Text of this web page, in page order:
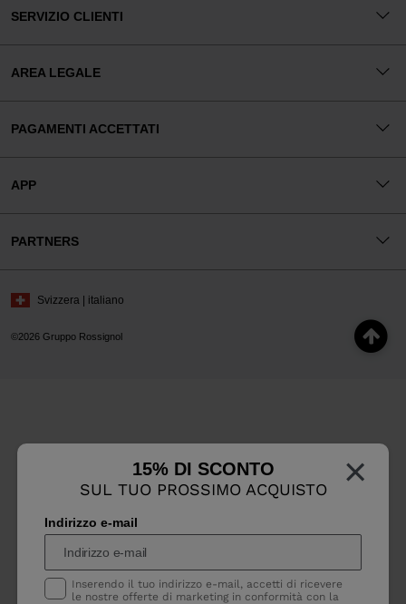
×
15% DI SCONTO
SUL TUO PROSSIMO ACQUISTO
Indirizzo e-mail
Inserendo il tuo indirizzo e-mail, accetti di ricevere
le nostre offerte di marketing in conformità con la
SERVIZIO CLIENTI
AREA LEGALE
PAGAMENTI ACCETTATI
APP
PARTNERS
©2026 Gruppo Rossignol
Svizzera | italiano